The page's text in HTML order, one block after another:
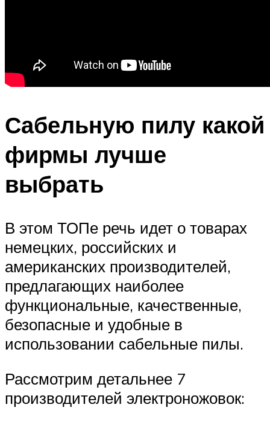
Сабельную пилу какой
фирмы лучше
выбрать
В этом ТОПе речь идет о товарах
немецких, российских и
американских производителей,
предлагающих наиболее
функциональные, качественные,
безопасные и удобные в
использовании сабельные пилы.
Рассмотрим детальнее 7
производителей электроножовок: